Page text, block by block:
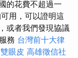
的花費不超過一
用，可以證明這
或者我們發現協議
務 台灣前十大律
雙眼皮 高雄徵信社